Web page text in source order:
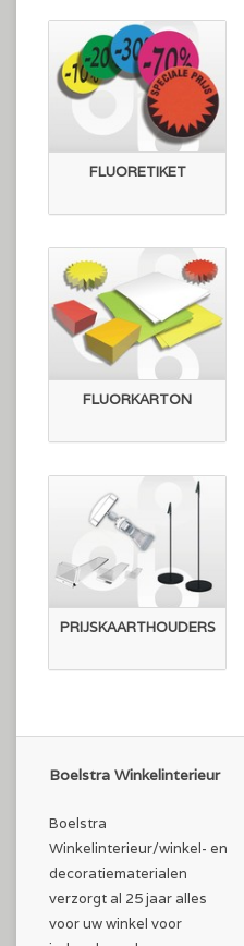
FLUORETIKET
FLUORKARTON
PRIJSKAARTHOUDERS
Boelstra Winkelinterieur
Boelstra
Winkelinterieur/winkel- en
decoratiematerialen
verzorgt al 25 jaar alles
voor uw winkel voor